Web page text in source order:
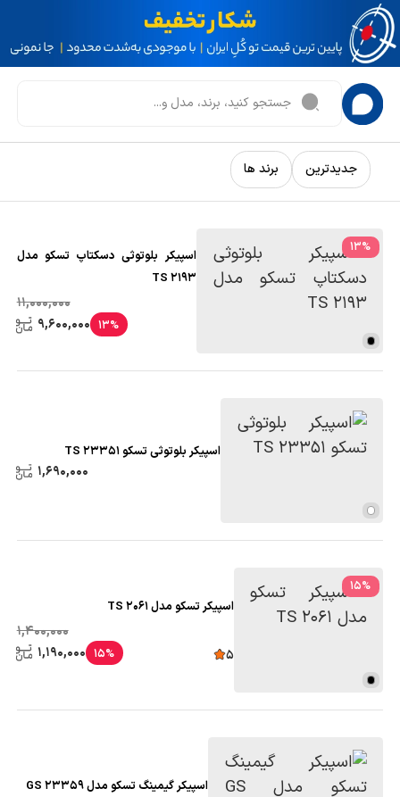
جدیدترین برند ها
%
13
اسپیکر بلوتوثی دسکتاپ تسکو مدل
TS 2193
11,000,000
13%
9,600,000
اسپیکر بلوتوثی تسکو TS 23351
1,690,000
%
15
اسپیکر تسکو مدل TS 2061
5
1,400,000
15%
1,190,000
اسپیکر گیمینگ تسکو مدل GS 23359